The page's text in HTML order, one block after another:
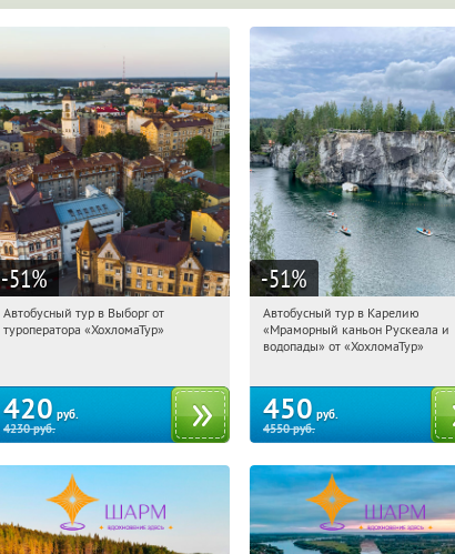
-51%
04:21:29 Купили:
Автобусный тур в Выборг от
туроператора «ХохломаТур»
420 руб.
4230руб.
-51%
04:21:29 Купили:
Сенная площадь
Автобусный тур в Карелию
«Мраморный каньон Рускеала и
водопады» от «ХохломаТур»
450 руб.
4550руб.